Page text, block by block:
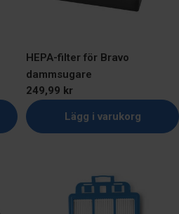
HEPA-filter för Bravo
dammsugare
Ordinarie
pris
249,99 kr
Lägg i varukorg